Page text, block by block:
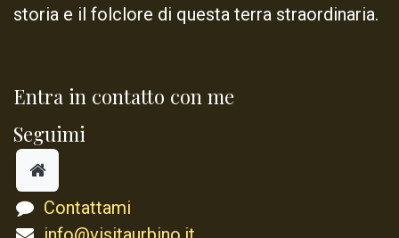
storia e il folclore di questa terra straordinaria.
Entra in contatto con me
Seguimi
Contattami